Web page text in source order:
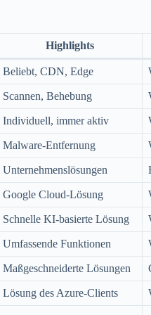
Highlights
Beliebt, CDN, Edge
Scannen, Behebung
Individuell, immer aktiv
Malware-Entfernung
Unternehmenslösungen
Google Cloud-Lösung
Schnelle KI-basierte Lösung
Umfassende Funktionen
Maßgeschneiderte Lösungen
Lösung des Azure-Clients